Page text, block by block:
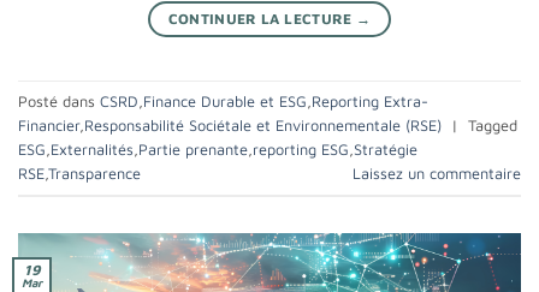
CONTINUER LA LECTURE →
Posté dans CSRD Finance Durable et ESG Reporting Extra-
Financier, Responsabilité Sociétale et Environnementale (RSE) |
Tagged
ESG Externalités Partie prenante reporting ESG Stratégie
RSE Transparence Laissez un commentaire
19
Mar